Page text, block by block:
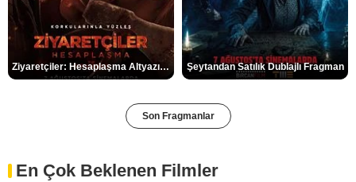
Ziyaretçiler: Hesaplaşma Altyazılı Fragman Şeytandan Satılık Dublajlı Fragman
Son Fragmanlar
En Çok Beklenen Filmler